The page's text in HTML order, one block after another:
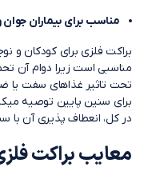
مناسب برای بیماران جوان
براکت فلزی برای کودکان و
مناسبی است زیرا دوام آن
تحت تاثیر غذاهای سفت یا
برای سنین پایین توصیه
در کل، انعطاف پذیری آن با
معایب براکت